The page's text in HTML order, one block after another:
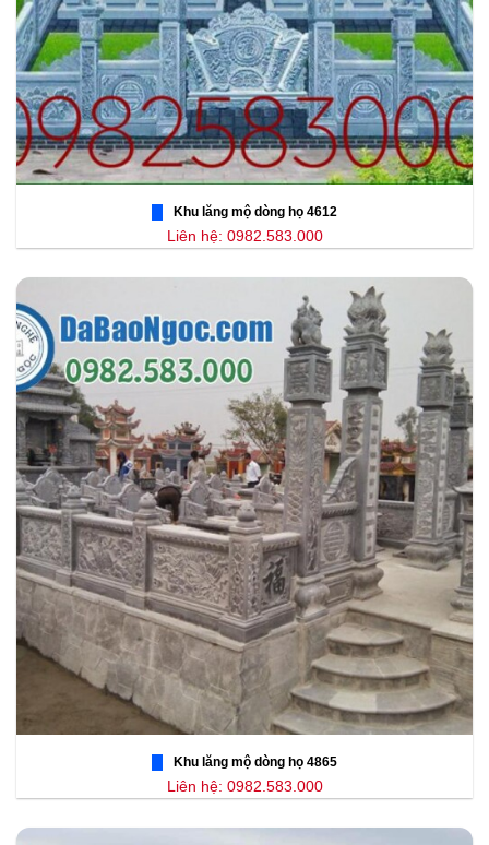
Khu lăng mộ dòng họ 4612
Liên hệ: 0982.583.000
Khu lăng mộ dòng họ 4865
Liên hệ: 0982.583.000